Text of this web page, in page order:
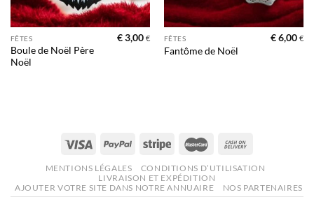
FÊTES
Boule de Noël Père
Noël
€3,00 € FÊTES
Fantôme de Noël
€6,00 €
MENTIONS LÉGALES
CONDITIONS D’UTILISATION
LIVRAISON ET EXPÉDITION
AJOUTER VOTRE SITE DANS NOTRE ANNUAIRE
NOS PARTENAIRES